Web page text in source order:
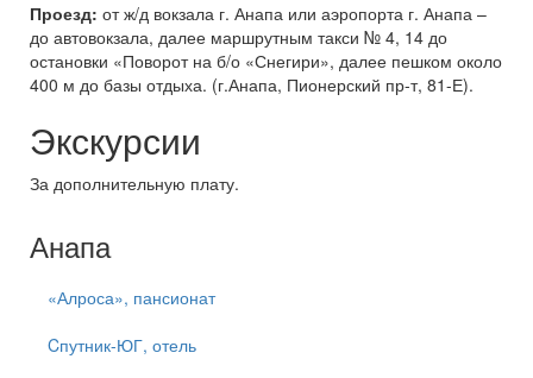
Проезд: от ж/д вокзала г. Анапа или аэропорта г. Анапа –
до автовокзала, далее маршрутным такси № 4, 14 до
остановки «Поворот на б/о «Снегири», далее пешком около
400 м до базы отдыха. (г.Анапа, Пионерский пр-т, 81-Е).
Экскурсии
За дополнительную плату.
Анапа
«Алроса», пансионат
Cпутник-ЮГ, отель